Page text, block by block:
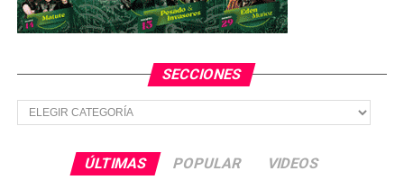
TEMAS RELACIONADOS
YA VIENE
Matehuala; hay 10 heridos
NO TE PIERDAS
Reconocen el trabajo de los policías de investigación
SECCIONES
Secciones
ÚLTIMAS POPULAR VIDEOS